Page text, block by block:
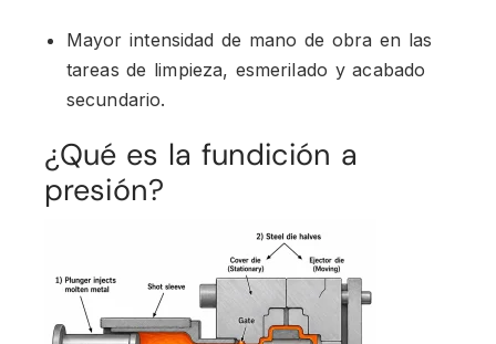
Mayor intensidad de mano de obra en las
tareas de limpieza, esmerilado y acabado
secundario.
¿Qué es la fundición a
presión?